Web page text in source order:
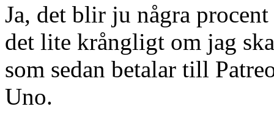
Ja, det blir ju några
det lite krångligt om jag
som sedan betalar till
Uno.